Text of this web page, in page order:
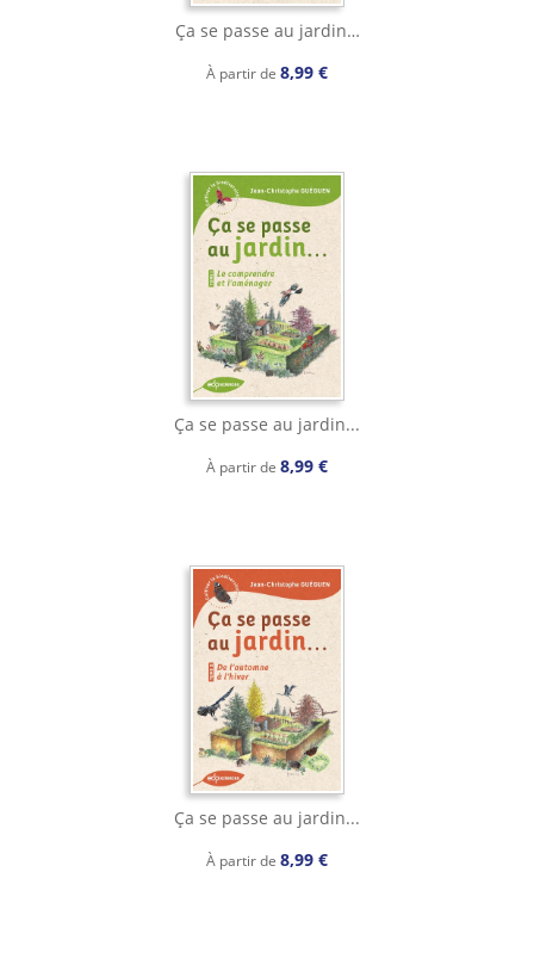
Ça se passe au jardin…
À partir de 8,99 €
Ça se passe au jardin...
À partir de 8,99 €
Ça se passe au jardin...
À partir de 8,99 €